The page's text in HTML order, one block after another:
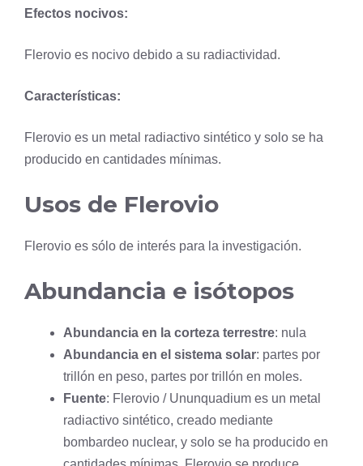
Efectos nocivos:
Flerovio es nocivo debido a su radiactividad.
Características:
Flerovio es un metal radiactivo sintético y solo se ha
producido en cantidades mínimas.
Usos de Flerovio
Flerovio es sólo de interés para la investigación.
Abundancia e isótopos
Abundancia en la corteza terrestre: nula
Abundancia en el sistema solar: partes por
trillón en peso, partes por trillón en moles.
Fuente: Flerovio / Ununquadium es un metal
radiactivo sintético, creado mediante
bombardeo nuclear, y solo se ha producido en